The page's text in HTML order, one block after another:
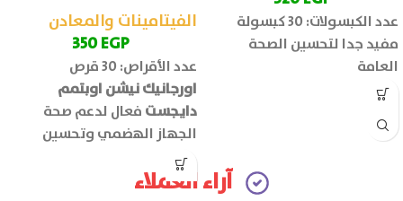
عدد الكبسولات: 30 كبسولة
مفيد جدا لتحسين الصحة
العامة
الفيتامينات والمعادن
350EGP
عدد الأقراص: 30 قرص
اورجانيك نيشن اوبتمم
دايجستفعال لدعم صحة
الجهاز الهضمي وتحسين
كفاءة الهضم ويقلل اضطرابات
الجهاز الهضمي مثل الانتفاخ
آراء العملاء